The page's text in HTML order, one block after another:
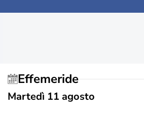
Effemeride
Martedì 11 agosto